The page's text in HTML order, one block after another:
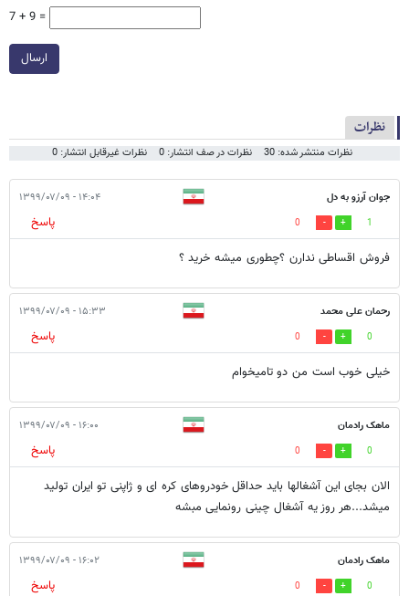
7 + 9 =
ارسال
نظرات
نظرات منتشر شده: 30 نظرات در صف انتشار: 0 نظرات غیرقابل انتشار: 0
جوان آرزو به دل ۱۴:۰۴ - ۱۳۹۹/۰۷/۰۹
1
0
پاسخ
فروش اقساطی ندارن ؟چطوری میشه خرید ؟
رحمان علی محمد ۱۵:۳۳ - ۱۳۹۹/۰۷/۰۹
0
0
پاسخ
خیلی خوب است من دو تامیخوام
ماهک رادمان ۱۶:۰۰ - ۱۳۹۹/۰۷/۰۹
0
0
پاسخ
الان بجای این آشغالها باید حداقل خودروهای کره ای و ژاپنی تو ایران تولید
میشد...هر روز یه آشغال چینی رونمایی مبشه
ماهک رادمان ۱۶:۰۲ - ۱۳۹۹/۰۷/۰۹
0
0
پاسخ